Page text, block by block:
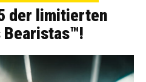
der limitierten
Bearistas™!